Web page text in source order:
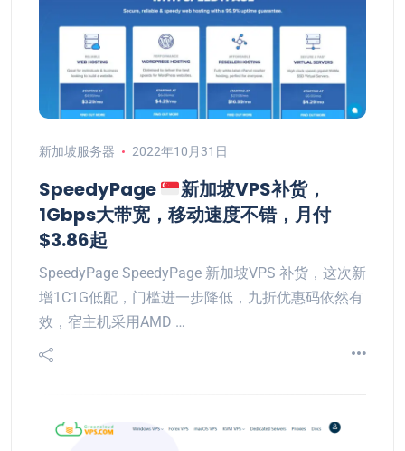
新加坡服务器 2022年10月31日
SpeedyPage
新加坡VPS补货，
1Gbps大带宽，移动速度不错，月付
$3.86起
SpeedyPage SpeedyPage 新加坡VPS 补货，这次新
增1C1G低配，门槛进一步降低，九折优惠码依然有
效，宿主机采用AMD …